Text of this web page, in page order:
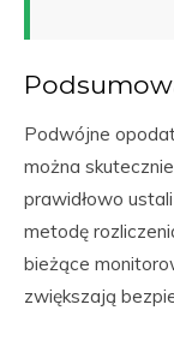
Podwójne
można
prawidłowo
metodę
bieżące
zwiększają